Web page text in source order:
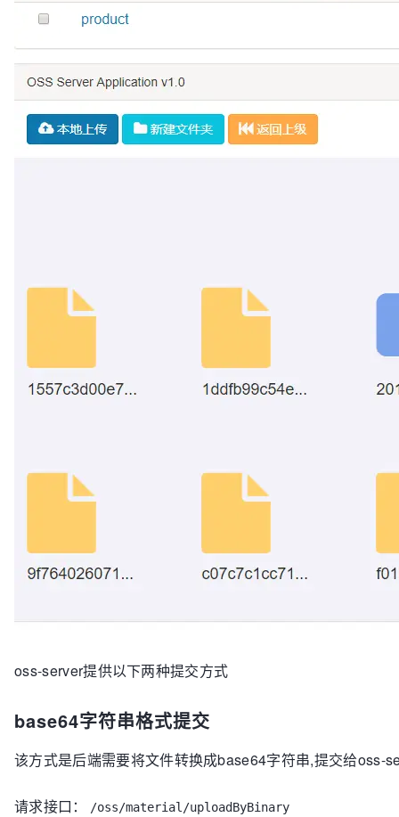
oss-server提供以下两种提交方式
base64字符串格式提交
该方式是后端需要将文件转换成base64字符串,提交给oss-
请求接口： /oss/material/uploadByBinary